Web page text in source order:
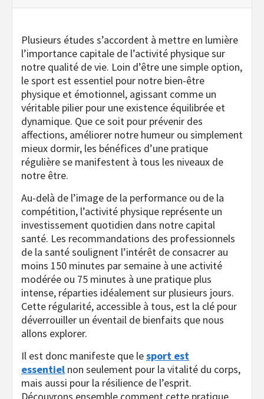
Plusieurs études s’accordent à mettre en lumière
l’importance capitale de l’activité physique sur
notre qualité de vie. Loin d’être une simple option,
le sport est essentiel pour notre bien-être
physique et émotionnel, agissant comme un
véritable pilier pour une existence équilibrée et
dynamique. Que ce soit pour prévenir des
affections, améliorer notre humeur ou simplement
mieux dormir, les bénéfices d’une pratique
régulière se manifestent à tous les niveaux de
notre être.
Au-delà de l’image de la performance ou de la
compétition, l’activité physique représente un
investissement quotidien dans notre capital
santé. Les recommandations des professionnels
de la santé soulignent l’intérêt de consacrer au
moins 150 minutes par semaine à une activité
modérée ou 75 minutes à une pratique plus
intense, réparties idéalement sur plusieurs jours.
Cette régularité, accessible à tous, est la clé pour
déverrouiller un éventail de bienfaits que nous
allons explorer.
Il est donc manifeste que lesport est
essentiel non seulement pour la vitalité du corps,
mais aussi pour la résilience de l’esprit.